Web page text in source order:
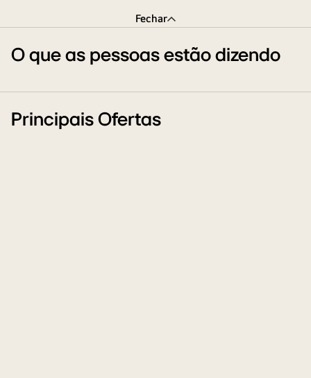
Fechar
O que as pessoas estão dizendo
Principais Ofertas